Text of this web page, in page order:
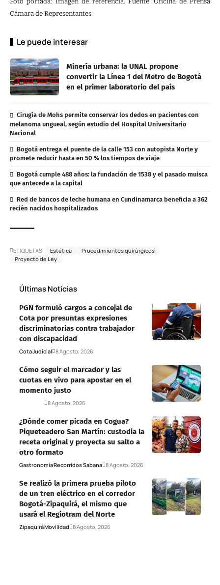
Foto portada: Imagen de referencia. Fuente: Oficina de Prensa
Cámara de Representantes.
Le puede interesar
Minería urbana: la UNAL propone
convertir la Línea 1 del Metro de Bogotá
en el primer laboratorio del país
Cirugía de Mohs permite conservar los dedos en pacientes con
melanoma ungueal, según estudio del Hospital Universitario
Nacional
Bogotá entrega el puente de la calle 153 con autopista Norte y
promete reducir hasta en 50 % los tiempos de viaje
Bogotá cumple 488 años: la fundación de 1538 y el pasado muisca
que antecede a la capital
Red de bancos de leche humana en Cundinamarca beneficia a 362
recién nacidos hospitalizados
ETIQUETAS: Estética
Procedimientos quirúrgicos
Proyecto de Ley
Últimas Noticias
PGN formuló cargos a concejal de
Cota por presuntas expresiones
discriminatorias contra trabajador
con discapacidad
CotaJudicial 8 Agosto, 2026
Cómo seguir el marcador y las
cuotas en vivo para apostar en el
momento justo
8 Agosto, 2026
¿Dónde comer picada en Cogua?
Piqueteadero San Martín: custodia la
receta original y proyecta su salto a
otro formato
GastronomíaRecorridos Sabana 8 Agosto, 2026
Se realizó la primera prueba piloto
de un tren eléctrico en el corredor
Bogotá-Zipaquirá, el mismo que
usará el Regiotram del Norte
ZipaquiráMovilidad 8 Agosto, 2026